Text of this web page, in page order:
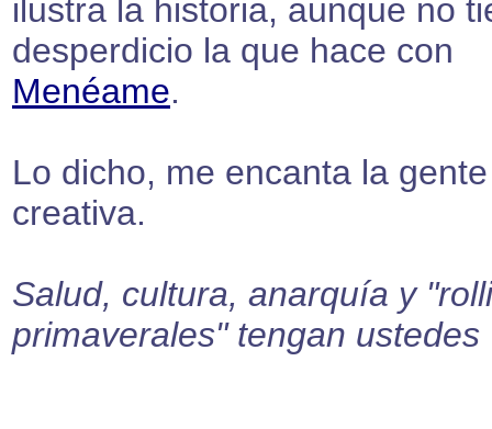
ilustra la historia, aunque no
desperdicio la que hace con
Menéame.
Lo dicho, me encanta la gente
creativa.
Salud, cultura, anarquía y
primaverales" tengan ustedes